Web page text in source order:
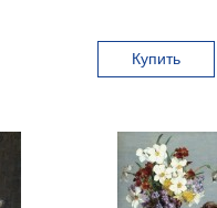
Купить